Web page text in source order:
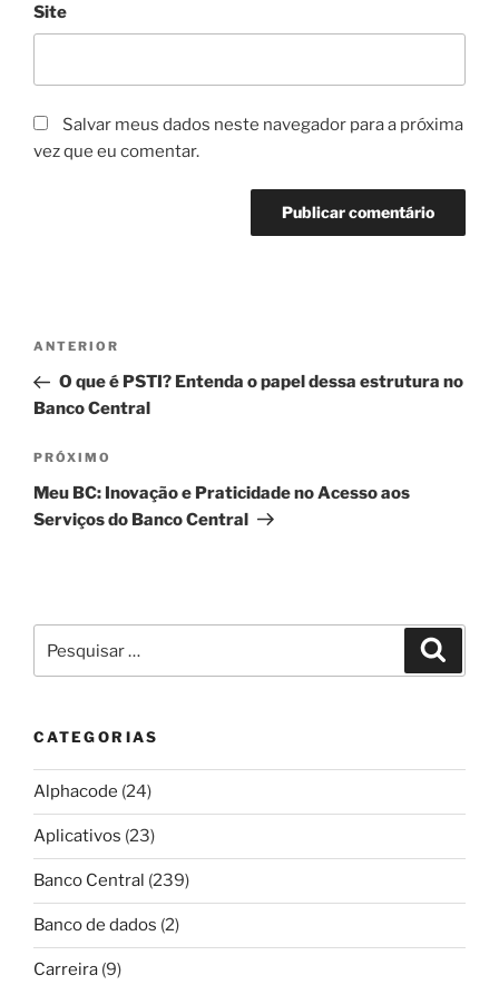
Site
Salvar meus dados neste navegador para a próxima
vez que eu comentar.
Navegação
Post
Post
anterior
ANTERIOR
O que é PSTI? Entenda o papel dessa estrutura no
Banco Central
Próximo
post
PRÓXIMO
Meu BC: Inovação e Praticidade no Acesso aos
Serviços do Banco Central
por:
CATEGORIAS
Alphacode (24)
Aplicativos (23)
Banco Central (239)
Banco de dados (2)
Carreira (9)